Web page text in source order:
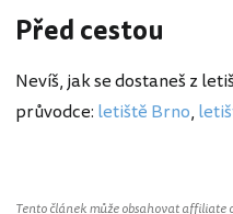
Před cestou
Nevíš, jak se dostaneš z
průvodce: letiště Brno,
Tento článek může obsahovat affiliate